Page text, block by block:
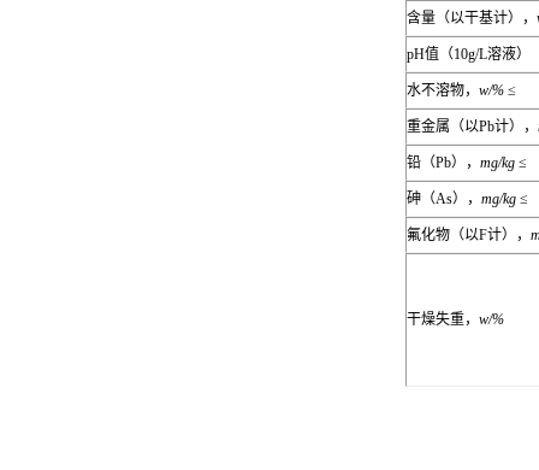
含量（以干基计），
pH值（10g/L溶液）
水不溶物， w/% ≤
重金属（以Pb计），
铅（Pb）， mg/kg ≤
砷（As）， mg/kg ≤
氟化物（以F计），
干燥失重， w/%